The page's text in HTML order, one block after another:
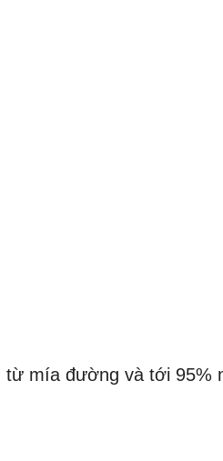
từ mía đường và tới 95%